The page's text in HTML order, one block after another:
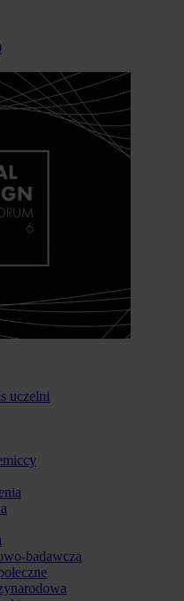
uczelni
badawcza